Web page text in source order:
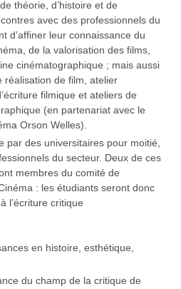
théorie, d’histoire et de
avec des professionnels du
d’affiner leur connaissance du
de la valorisation des films,
cinématographique ; mais aussi
réalisation de film, atelier
filmique et ateliers de
(en partenariat avec le
Orson Welles).
par des universitaires pour moitié,
du secteur. Deux de ces
membres du comité de
: les étudiants seront donc
l’écriture critique
en histoire, esthétique,
du champ de la critique de